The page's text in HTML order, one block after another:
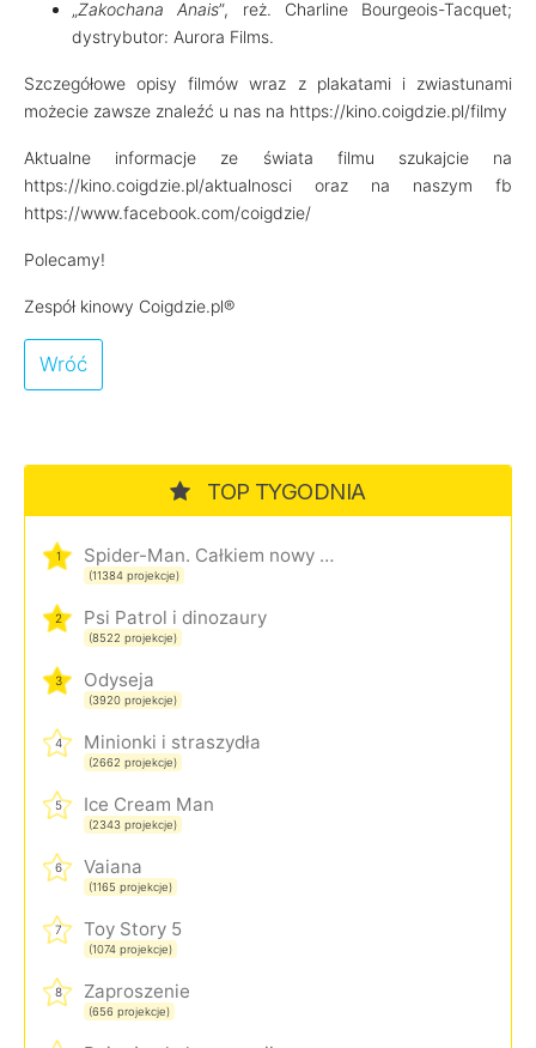
„Zakochana Anais”, reż. Charline Bourgeois-Tacquet;
dystrybutor: Aurora Films.
Szczegółowe opisy filmów wraz z plakatami i zwiastunami
możecie zawsze znaleźć u nas na https://kino.coigdzie.pl/filmy
Aktualne informacje ze świata filmu szukajcie na
https://kino.coigdzie.pl/aktualnosci oraz na naszym fb
https://www.facebook.com/coigdzie/
Polecamy!
Zespół kinowy Coigdzie.pl®
Wróć
TOP TYGODNIA
1 Spider-Man. Całkiem nowy dzień
(11384 projekcje)
2 Psi Patrol i dinozaury
(8522 projekcje)
3 Odyseja
(3920 projekcje)
4 Minionki i straszydła
(2662 projekcje)
5 Ice Cream Man
(2343 projekcje)
6 Vaiana
(1165 projekcje)
7 Toy Story 5
(1074 projekcje)
8 Zaproszenie
(656 projekcje)